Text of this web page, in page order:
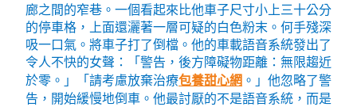
廊之間的窄巷。一個看起來比他車子尺寸小上三十公分
的停車格，上面還灑著一層可疑的白色粉末。何手殘深
吸一口氣。將車子打了倒檔。他的車載語音系統發出了
令人不快的女聲：「警告，後方障礙物距離：無限趨近
於零。」「請考慮放棄治療包養甜心網 。」他忽略了警
告，開始緩慢地倒車。他最討厭的不是語音系統，而是